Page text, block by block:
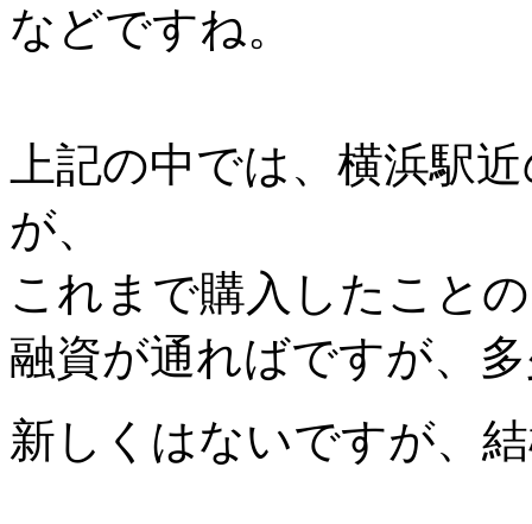
などですね。
上記の中では、横浜駅
が、
これまで購入したこと
融資が通ればですが、
新しくはないですが、